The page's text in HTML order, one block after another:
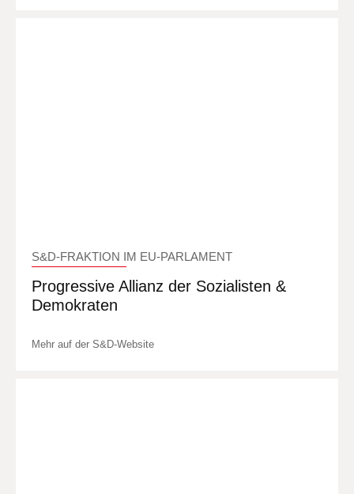
S&D-FRAKTION IM EU-PARLAMENT
Progressive Allianz der Sozialisten &
Demokraten
Mehr auf der S&D-Website